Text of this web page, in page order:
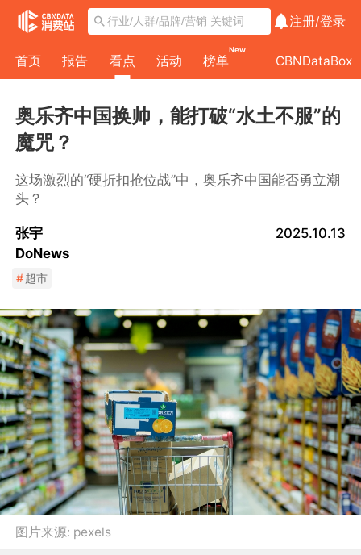
注册/登录
首页 报告 看点 活动 榜单
New
CBNDataBox
奥乐齐中国换帅，能打破“水土不服”的
魔咒？
这场激烈的“硬折扣抢位战”中，奥乐齐中国能否勇立潮
头？
张宇
DoNews
2025.10.13
#超市
图片来源: pexels